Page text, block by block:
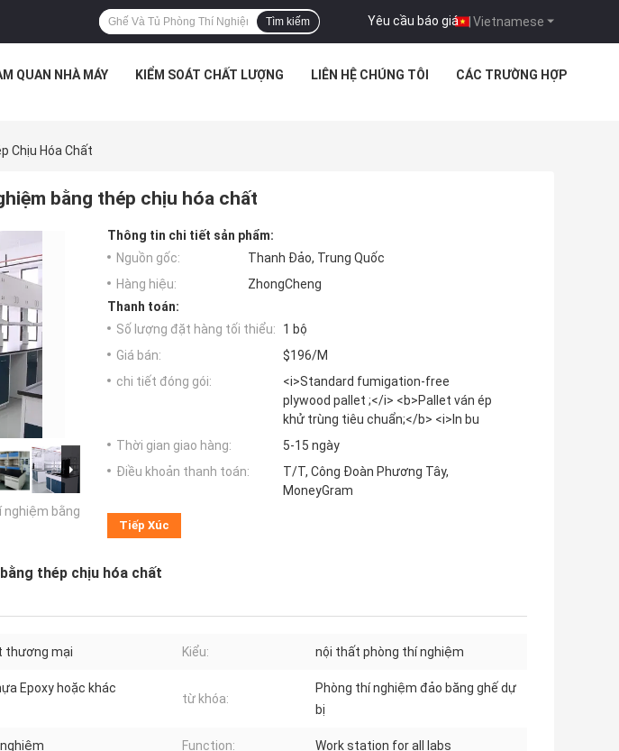
Vietnamese
Yêu cầu báo giá |
Tìm kiếm
QUAN NHÀ MÁY KIỂM SOÁT CHẤT LƯỢNG LIÊN HỆ CHÚNG TÔI CÁC TRƯỜNG HỢP
Chịu Hóa Chất
bằng thép chịu hóa chất
nghiệm bằng
Thông tin chi tiết sản phẩm:
Nguồn gốc:
Thanh Đảo, Trung Quốc
Hàng hiệu:
ZhongCheng
Thanh toán:
Số lượng đặt hàng tối thiểu:
1 bộ
Giá bán:
$196/M
chi tiết đóng gói:
<i>Standard fumigation-free
plywood pallet ;</i> <b>Pallet ván ép
khử trùng tiêu chuẩn;</b> <i>In bu
Thời gian giao hàng:
5-15 ngày
Điều khoản thanh toán:
T/T, Công Đoàn Phương Tây,
MoneyGram
Tiếp Xúc
thép chịu hóa chất
thương mại Kiểu: nội thất phòng thí nghiệm
Epoxy hoặc khác
từ khóa:
Phòng thí nghiệm đảo băng ghế dự
bị
Function: Work station for all labs